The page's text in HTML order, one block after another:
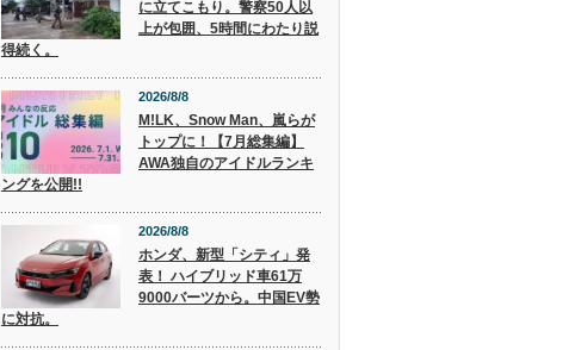
に立てこもり。警察50人以
上が包囲、5時間にわたり説
得続く。
2026/8/8
M!LK、Snow Man、嵐らが
トップに！【7月総集編】
AWA独自のアイドルランキ
ングを公開!!
2026/8/8
ホンダ、新型「シティ」発
表！ ハイブリッド車61万
9000バーツから。中国EV勢
に対抗。